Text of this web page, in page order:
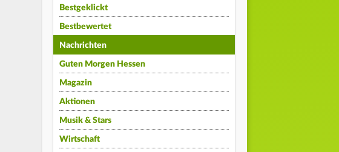
Bestgeklickt
Bestbewertet
Nachrichten
Guten Morgen Hessen
Magazin
Aktionen
Musik & Stars
Wirtschaft